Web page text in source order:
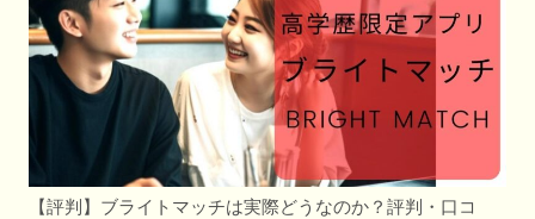
【評判】ブライトマッチは実際どうなのか？評判・口コ